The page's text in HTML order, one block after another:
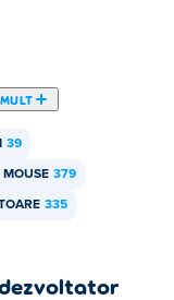
tablete.
39
MOUSE 379
335